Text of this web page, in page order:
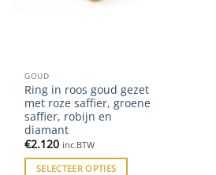
GOUD
Ring in roos goud gezet
met roze saffier, groene
saffier, robijn en
diamant
€2.120 inc.BTW
SELECTEER OPTIES